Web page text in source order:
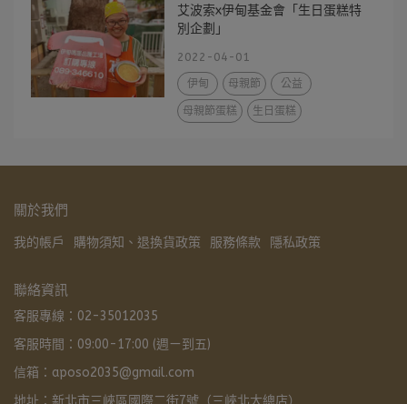
艾波索x伊甸基金會「生日蛋糕特
別企劃」
2022-04-01
伊甸 母親節 公益
母親節蛋糕 生日蛋糕
關於我們
我的帳戶 購物須知、退換貨政策 服務條款 隱私政策
聯絡資訊
客服專線：02-35012035
客服時間：09:00-17:00 (週ㄧ到五)
信箱：aposo2035@gmail.com
地址：新北市三峽區國際二街7號（三峽北大總店）